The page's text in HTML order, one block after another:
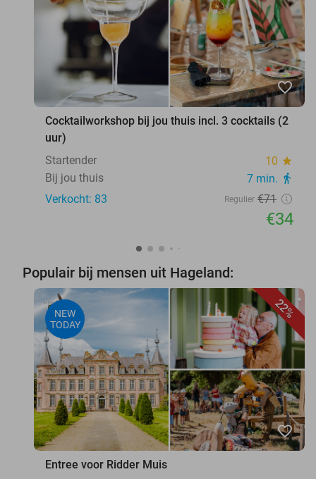
favorite_border
Cocktailworkshop bij jou thuis incl. 3 cocktails (2
uur)
Startender
10 star
Bij jou thuis 7 min. directions_walk
Verkocht: 83 Regulier €71
€34
Populair bij mensen uit Hageland:
22%
NEW
TODAY
favorite_border
Entree voor Ridder Muis